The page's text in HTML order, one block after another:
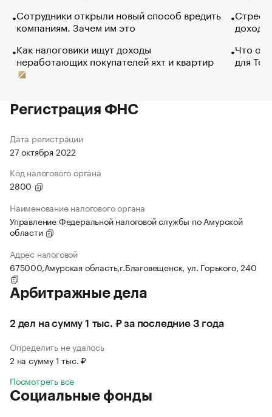
Сотрудники открыли новый способ вредить
компаниям. Зачем им это
Как налоговики ищут доходы
неработающих покупателей яхт и квартир
Что
для
Регистрация ФНС
Дата регистрации
27 октября 2022
Код налогового органа
2800
Наименование налогового органа
Управление Федеральной налоговой службы по Амурской
области
Адрес налоговой
675000,Амурская область,г.Благовещенск, ул. Горького, 240
Арбитражные дела
2 дел на сумму 1 тыс. ₽ за последние 3 года
Определить не удалось
2 на сумму 1 тыс. ₽
Посмотреть все
Социальные фонды